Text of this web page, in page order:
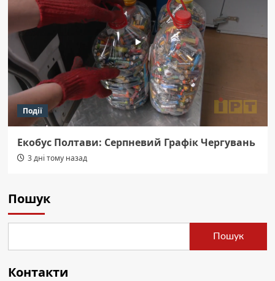
Події
Екобус Полтави: Серпневий Графік Чергувань
3 дні тому назад
Пошук
Пошук
Контакти